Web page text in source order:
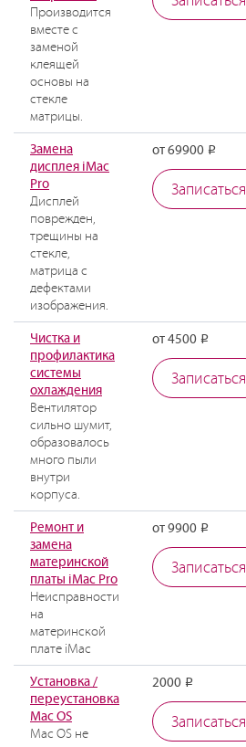
Производится
вместе с
заменой
клеящей
основы на
стекле
матрицы.
Замена
дисплея iMac
Pro
Дисплей
поврежден,
трещины на
стекле,
матрица с
дефектами
изображения.
от 69900 Р
Записаться
Чистка и
профилактика
системы
охлаждения
Вентилятор
сильно шумит,
образовалось
много пыли
внутри
корпуса.
от 4500 Р
Записаться
Ремонт и
замена
материнской
платы iMac Pro
Неисправности
на
материнской
плате iMac
от 9900 Р
Записаться
Установка /
переустановка
Mac OS
Mac OS не
2000 Р
Записаться